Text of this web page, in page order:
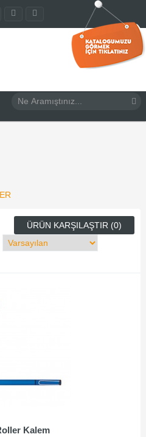
ÜRÜN KARŞILAŞTIR (0)
Kalem